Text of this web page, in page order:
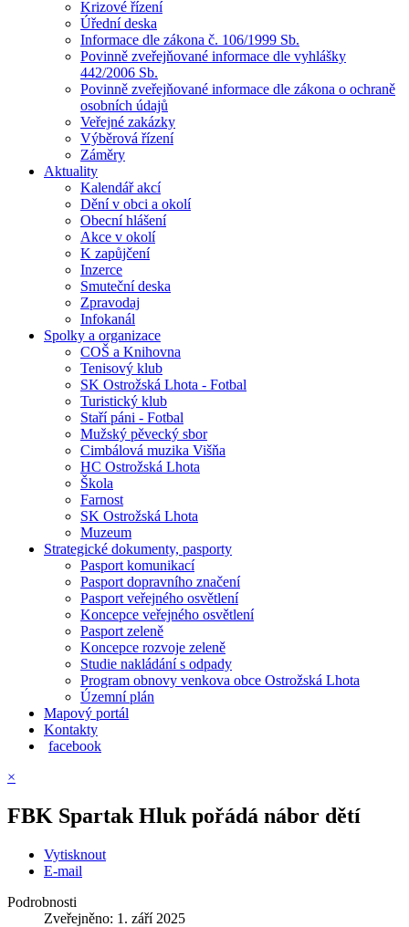
Krizové řízení
Úřední deska
Informace dle zákona č. 106/1999 Sb.
Povinně zveřejňované informace dle vyhlášky
442/2006 Sb.
Povinně zveřejňované informace dle zákona o ochraně
osobních údajů
Veřejné zakázky
Výběrová řízení
Záměry
Aktuality
Kalendář akcí
Dění v obci a okolí
Obecní hlášení
Akce v okolí
K zapůjčení
Inzerce
Smuteční deska
Zpravodaj
Infokanál
Spolky a organizace
COŠ a Knihovna
Tenisový klub
SK Ostrožská Lhota - Fotbal
Turistický klub
Staří páni - Fotbal
Mužský pěvecký sbor
Cimbálová muzika Višňa
HC Ostrožská Lhota
Škola
Farnost
SK Ostrožská Lhota
Muzeum
Strategické dokumenty, pasporty
Pasport komunikací
Pasport dopravního značení
Pasport veřejného osvětlení
Koncepce veřejného osvětlení
Pasport zeleně
Koncepce rozvoje zeleně
Studie nakládání s odpady
Program obnovy venkova obce Ostrožská Lhota
Územní plán
Mapový portál
Kontakty
facebook
×
FBK Spartak Hluk pořádá nábor dětí
Vytisknout
E-mail
Podrobnosti
Zveřejněno: 1. září 2025